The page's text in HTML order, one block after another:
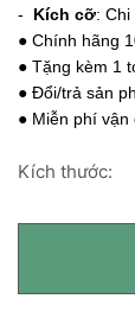
- Kích cỡ:
● Chính hãng
● Tặng kèm 1
● Đổi/trả sản
● Miễn phí
Kích thước: